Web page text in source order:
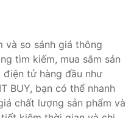
và so sánh giá thông
tìm kiếm, mua sắm sản
tử hàng đầu như
BUY, bạn có thể nhanh
chất lượng sản phẩm và